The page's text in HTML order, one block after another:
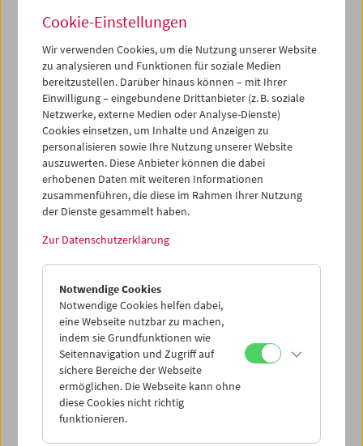
19
20 21 22
26
28 30
02
03
04 05 06 07 08
iCalender
Programmheft-PDF
English language or subtitles
< Vorherige Woche
Mo 5.6.
Di 6.6.
Mi 7.6.
Do 8.6.
Cookie-Einstellungen
Wir verwenden Cookies, um die Nutzung unserer Website
zu analysieren und Funktionen für soziale Medien
bereitzustellen. Darüber hinaus können – mit Ihrer
Einwilligung – eingebundene Drittanbieter (z. B. soziale
Netzwerke, externe Medien oder Analyse-Dienste)
Cookies einsetzen, um Inhalte und Anzeigen zu
personalisieren sowie Ihre Nutzung unserer Website
auszuwerten. Diese Anbieter können die dabei
erhobenen Daten mit weiteren Informationen
zusammenführen, die diese im Rahmen Ihrer Nutzung
der Dienste gesammelt haben.
Zur Datenschutzerklärung
Notwendige Cookies
Notwendige Cookies helfen dabei,
eine Webseite nutzbar zu machen,
indem sie Grundfunktionen wie
Seitennavigation und Zugriff auf
sichere Bereiche der Webseite
ermöglichen. Die Webseite kann ohne
diese Cookies nicht richtig
funktionieren.